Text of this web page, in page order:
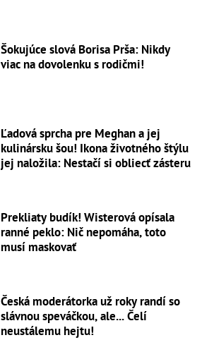
Šokujúce slová Borisa Prša: Nikdy
viac na dovolenku s rodičmi!
Ľadová sprcha pre Meghan a jej
kulinársku šou! Ikona životného štýlu
jej naložila: Nestačí si obliecť zásteru
Prekliaty budík! Wisterová opísala
ranné peklo: Nič nepomáha, toto
musí maskovať
Česká moderátorka už roky randí so
slávnou speváčkou, ale... Čelí
neustálemu hejtu!